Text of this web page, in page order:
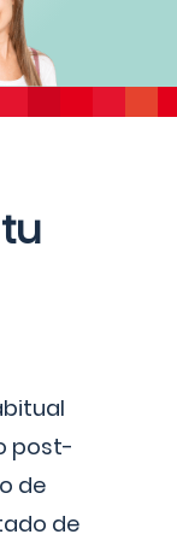
post-
de
de